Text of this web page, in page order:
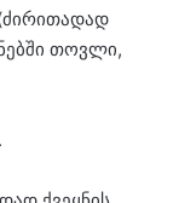
თოვ­ლი,